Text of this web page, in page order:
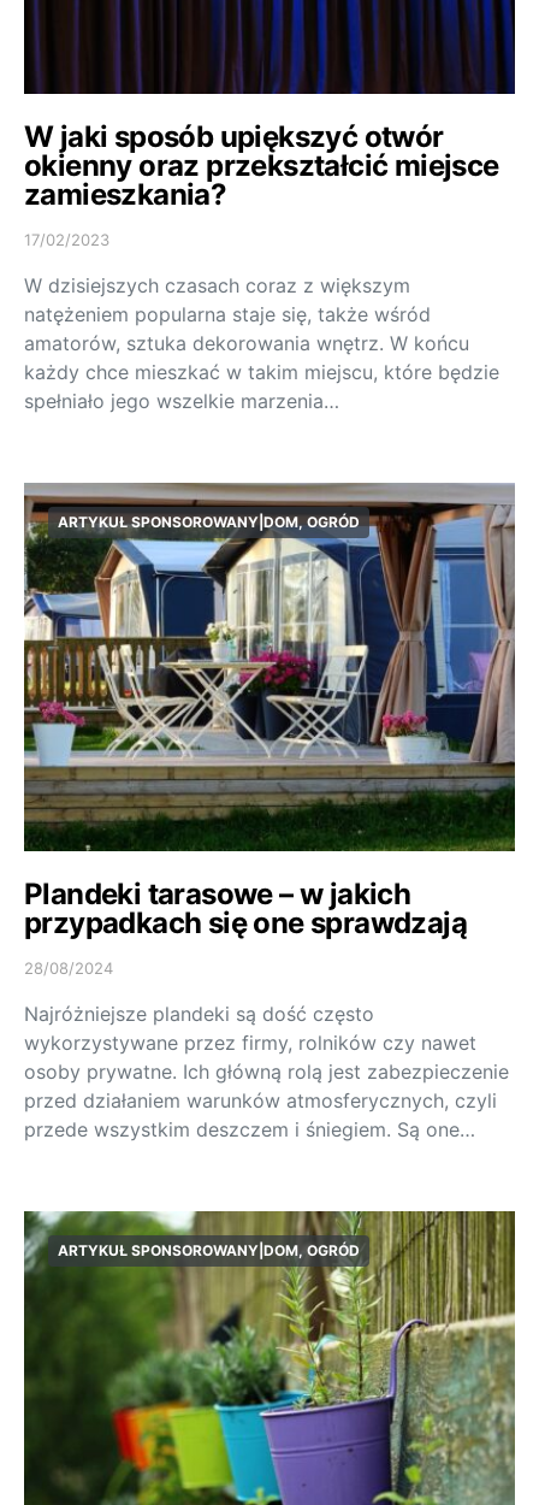
W jaki sposób upiększyć otwór
okienny oraz przekształcić miejsce
zamieszkania?
17/02/2023
W dzisiejszych czasach coraz z większym
natężeniem popularna staje się, także wśród
amatorów, sztuka dekorowania wnętrz. W końcu
każdy chce mieszkać w takim miejscu, które będzie
spełniało jego wszelkie marzenia…
ARTYKUŁ SPONSOROWANY|DOM, OGRÓD
Plandeki tarasowe – w jakich
przypadkach się one sprawdzają
28/08/2024
Najróżniejsze plandeki są dość często
wykorzystywane przez firmy, rolników czy nawet
osoby prywatne. Ich główną rolą jest zabezpieczenie
przed działaniem warunków atmosferycznych, czyli
przede wszystkim deszczem i śniegiem. Są one…
ARTYKUŁ SPONSOROWANY|DOM, OGRÓD